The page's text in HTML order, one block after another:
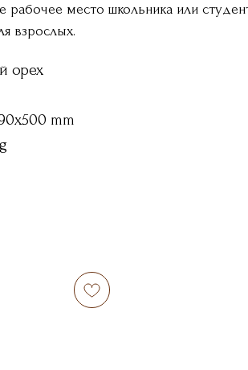
рабочее место школьника или
взрослых.
орех
mm